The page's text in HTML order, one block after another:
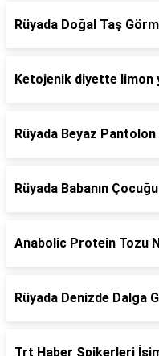
Rüyada Doğal Taş
Ketojenik diyette limon
Rüyada Beyaz
Rüyada Babanın
Anabolic Protein Tozu
Rüyada Denizde Dalga
Trt Haber Spikerleri